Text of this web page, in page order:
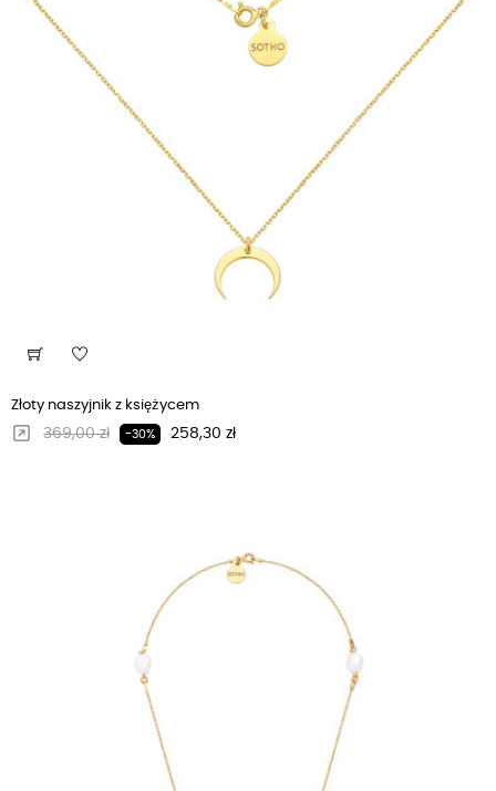
Złoty naszyjnik z księżycem
Regularna cena
369,00 zł -30% Cena
258,30 zł